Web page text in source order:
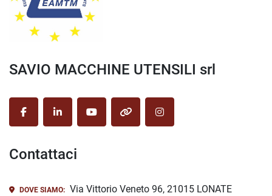
SAVIO MACCHINE UTENSILI srl
facebooklinkedinyoutubeother instagram
Contattaci
DOVE SIAMO: Via Vittorio Veneto 96, 21015 LONATE